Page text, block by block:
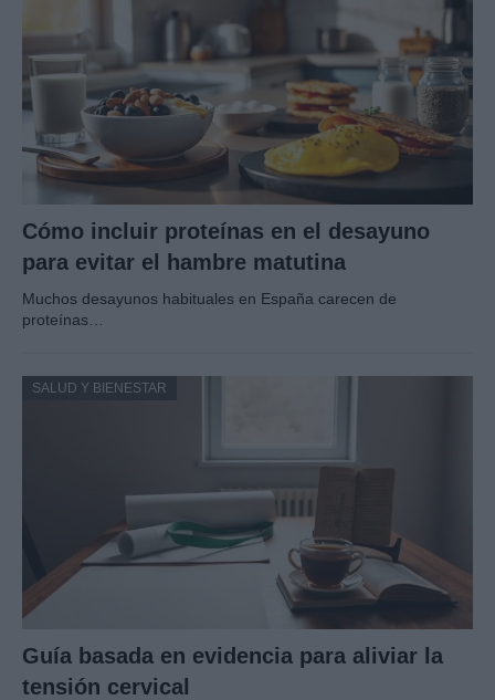
Cómo incluir proteínas en el desayuno
para evitar el hambre matutina
Muchos desayunos habituales en España carecen de
proteínas…
SALUD Y BIENESTAR
Guía basada en evidencia para aliviar la
tensión cervical